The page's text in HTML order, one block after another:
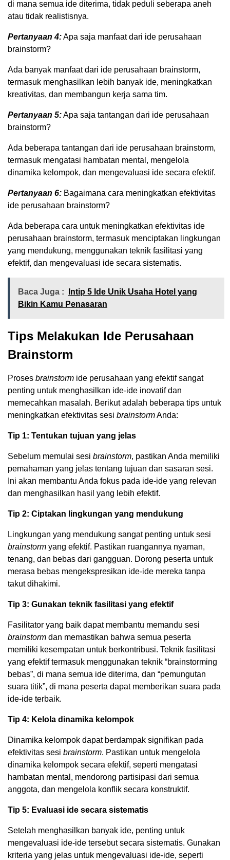
di mana semua ide diterima, tidak peduli seberapa aneh
atau tidak realistisnya.
Pertanyaan 4:Apa saja manfaat dari ide perusahaan
brainstorm?
Ada banyak manfaat dari ide perusahaan brainstorm,
termasuk menghasilkan lebih banyak ide, meningkatkan
kreativitas, dan membangun kerja sama tim.
Pertanyaan 5:Apa saja tantangan dari ide perusahaan
brainstorm?
Ada beberapa tantangan dari ide perusahaan brainstorm,
termasuk mengatasi hambatan mental, mengelola
dinamika kelompok, dan mengevaluasi ide secara efektif.
Pertanyaan 6: Bagaimana cara meningkatkan efektivitas
ide perusahaan brainstorm?
Ada beberapa cara untuk meningkatkan efektivitas ide
perusahaan brainstorm, termasuk menciptakan lingkungan
yang mendukung, menggunakan teknik fasilitasi yang
efektif, dan mengevaluasi ide secara sistematis.
Baca Juga :
Intip 5 Ide Unik Usaha Hotel yang
Bikin Kamu Penasaran
Tips Melakukan Ide Perusahaan
Brainstorm
Proses brainstorm ide perusahaan yang efektif sangat
penting untuk menghasilkan ide-ide inovatif dan
memecahkan masalah. Berikut adalah beberapa tips untuk
meningkatkan efektivitas sesi brainstormAnda:
Tip 1: Tentukan tujuan yang jelas
Sebelum memulai sesi brainstorm, pastikan Anda memiliki
pemahaman yang jelas tentang tujuan dan sasaran sesi.
Ini akan membantu Anda fokus pada ide-ide yang relevan
dan menghasilkan hasil yang lebih efektif.
Tip 2: Ciptakan lingkungan yang mendukung
Lingkungan yang mendukung sangat penting untuk sesi
brainstorm yang efektif. Pastikan ruangannya nyaman,
tenang, dan bebas dari gangguan. Dorong peserta untuk
merasa bebas mengekspresikan ide-ide mereka tanpa
takut dihakimi.
Tip 3: Gunakan teknik fasilitasi yang efektif
Fasilitator yang baik dapat membantu memandu sesi
brainstorm dan memastikan bahwa semua peserta
memiliki kesempatan untuk berkontribusi. Teknik fasilitasi
yang efektif termasuk menggunakan teknik “brainstorming
bebas”, di mana semua ide diterima, dan “pemungutan
suara titik”, di mana peserta dapat memberikan suara pada
ide-ide terbaik.
Tip 4: Kelola dinamika kelompok
Dinamika kelompok dapat berdampak signifikan pada
efektivitas sesi brainstorm. Pastikan untuk mengelola
dinamika kelompok secara efektif, seperti mengatasi
hambatan mental, mendorong partisipasi dari semua
anggota, dan mengelola konflik secara konstruktif.
Tip 5: Evaluasi ide secara sistematis
Setelah menghasilkan banyak ide, penting untuk
mengevaluasi ide-ide tersebut secara sistematis. Gunakan
kriteria yang jelas untuk mengevaluasi ide-ide, seperti